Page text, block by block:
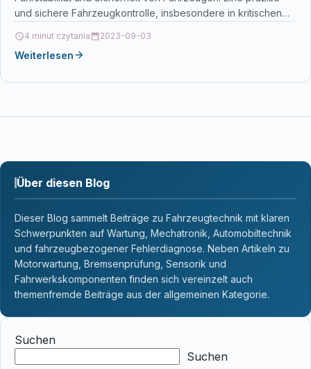
und sichere Fahrzeugkontrolle, insbesondere in kritischen
4 minut czytania 2023-09-03
Weiterlesen
Über diesen Blog
Dieser Blog sammelt Beiträge zu Fahrzeugtechnik mit klaren
Schwerpunkten auf Wartung, Mechatronik, Automobiltechnik
und fahrzeugbezogener Fehlerdiagnose. Neben Artikeln zu
Motorwartung, Bremsenprüfung, Sensorik und
Fahrwerkskomponenten finden sich vereinzelt auch
themenfremde Beiträge aus der allgemeinen Kategorie.
Suchen
Suchen